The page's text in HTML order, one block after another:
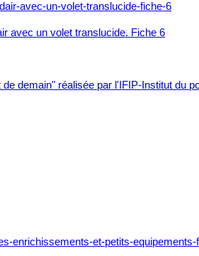
avec un volet translucide. Fiche 6
demain" réalisée par l'IFIP-Institut